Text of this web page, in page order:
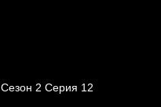
Сезон 2 Серия 12